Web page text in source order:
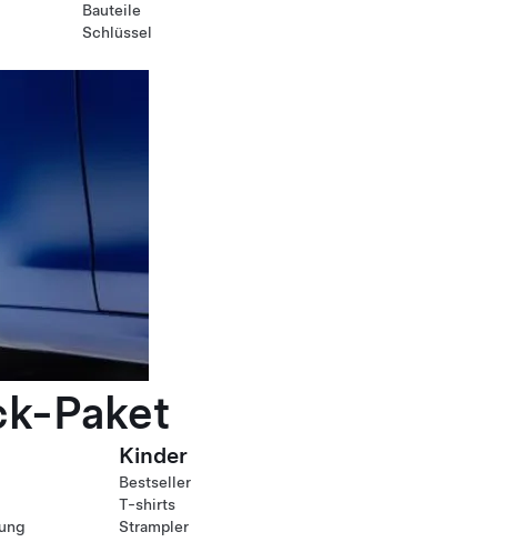
Bauteile
Schlüssel
Paket
Kinder
Bestseller
T-shirts
Strampler